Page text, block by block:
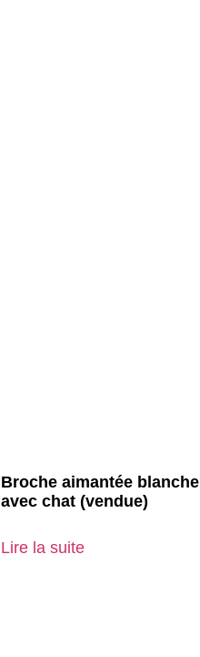
Broche aimantée blanche
avec chat (vendue)
Lire la suite